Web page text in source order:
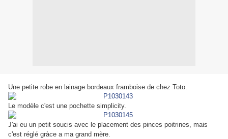
Une petite robe en lainage bordeaux framboise de chez Toto.
Le modèle c'est une pochette simplicity.
J'ai eu un petit soucis avec le placement des pinces poitrines, mais
c'est réglé gràce a ma grand mère.